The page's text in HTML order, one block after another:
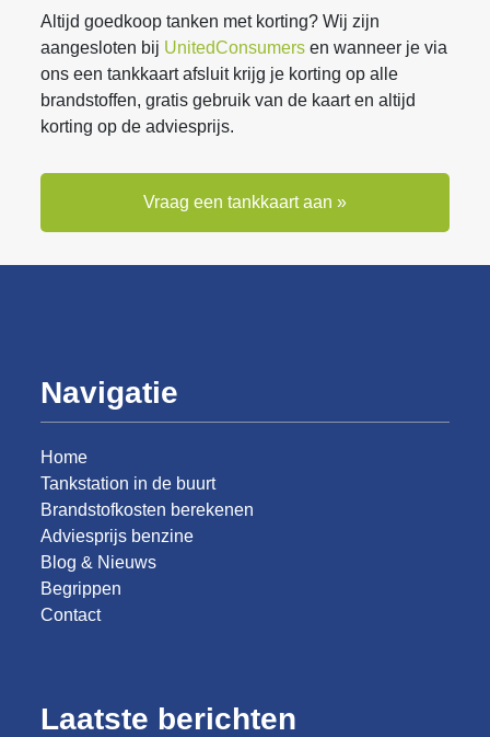
Altijd goedkoop tanken met korting? Wij zijn
aangesloten bij UnitedConsumers en wanneer je via
ons een tankkaart afsluit krijg je korting op alle
brandstoffen, gratis gebruik van de kaart en altijd
korting op de adviesprijs.
Vraag een tankkaart aan »
Navigatie
Home
Tankstation in de buurt
Brandstofkosten berekenen
Adviesprijs benzine
Blog & Nieuws
Begrippen
Contact
Laatste berichten